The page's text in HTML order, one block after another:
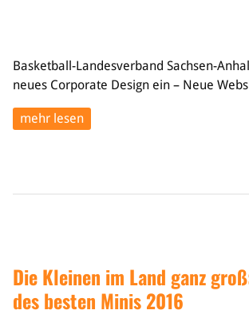
Basketball-Landesverband Sachsen-
neues Corporate Design ein – Neue
mehr lesen
Die Kleinen im Land ganz
des besten Minis 2016